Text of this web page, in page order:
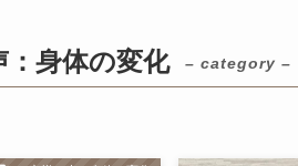
：身体の変化 – category –